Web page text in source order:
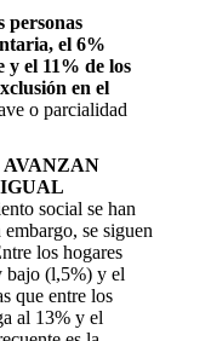
personas
el 6%
el 11% de los
en el
o parcialidad
social se han
se siguen
los hogares
bajo (l,5%) y el
que entre los
al 13% y el